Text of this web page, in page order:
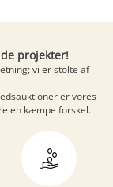
projekter!
vi er stolte af
er vores
en kæmpe forskel.